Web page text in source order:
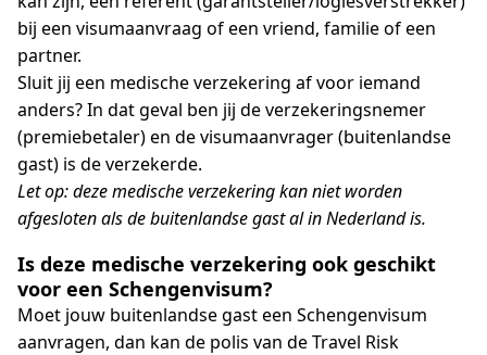
bij een visumaanvraag of een vriend, familie of een
partner.
Sluit jij een medische verzekering af voor iemand
anders? In dat geval ben jij de verzekeringsnemer
(premiebetaler) en de visumaanvrager (buitenlandse
gast) is de verzekerde.
Let op: deze medische verzekering kan niet worden
afgesloten als de buitenlandse gast al in Nederland is.
Is deze medische verzekering ook geschikt
voor een Schengenvisum?
Moet jouw buitenlandse gast een Schengenvisum
aanvragen, dan kan de polis van de Travel Risk